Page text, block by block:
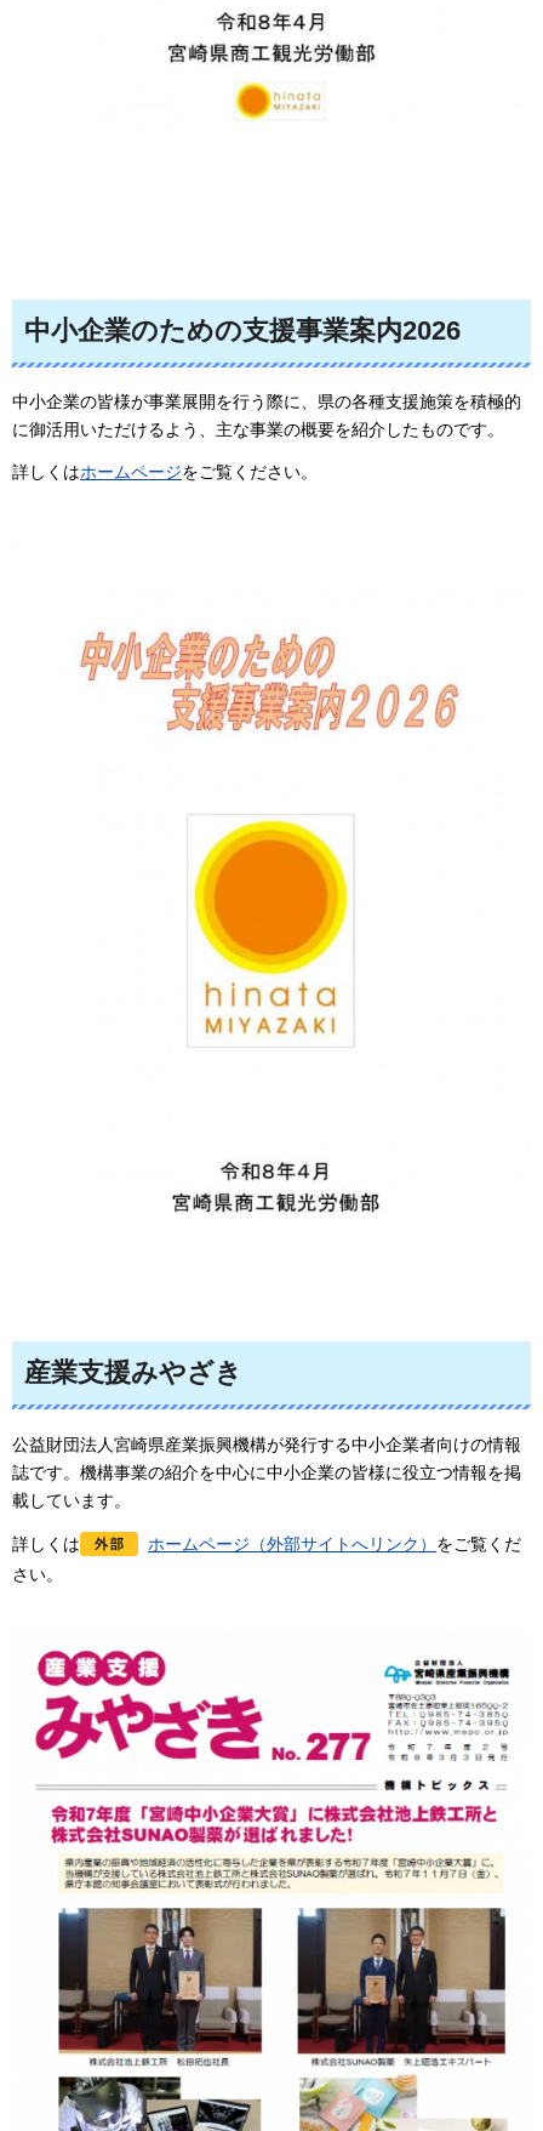
中小企業のための支援事業案内2026
中小企業の皆様が事業展開を行う際に、県の各種支援施策を積極的
に御活用いただけるよう、主な事業の概要を紹介したものです。
詳しくはホームページをご覧ください。
産業支援みやざき
公益財団法人宮崎県産業振興機構が発行する中小企業者向けの情報
誌です。機構事業の紹介を中心に中小企業の皆様に役立つ情報を掲
載しています。
詳しくは ホームページ（外部サイトへリンク） をご覧くだ
さい。